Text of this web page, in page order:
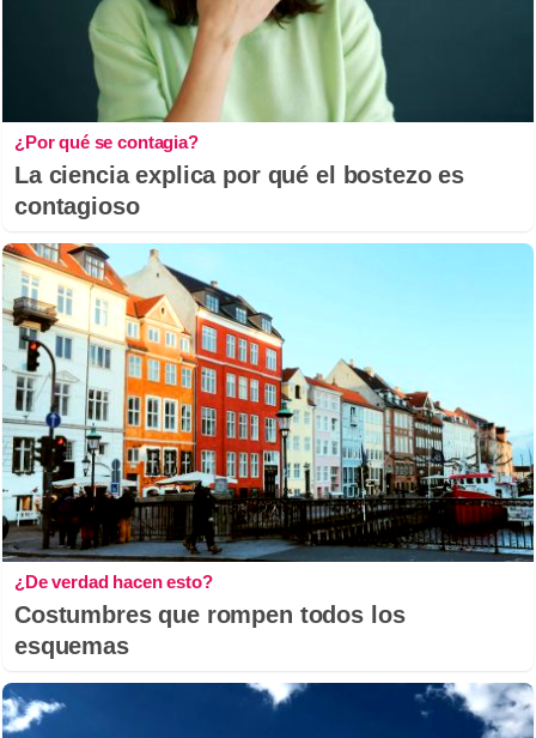
¿Por qué se contagia?
La ciencia explica por qué el bostezo es
contagioso
¿De verdad hacen esto?
Costumbres que rompen todos los
esquemas